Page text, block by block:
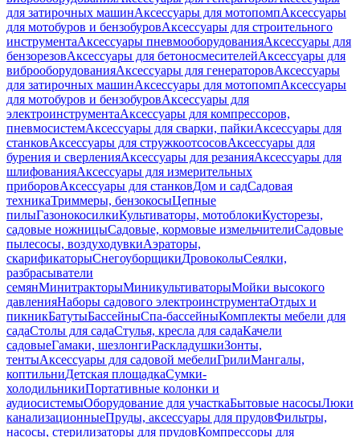
для затирочных машинАксессуары для мотопомпАксессуары
для мотобуров и бензобуровАксессуары для строительного
инструментаАксессуары пневмооборудованияАксессуары для
бензорезовАксессуары для бетоносмесителейАксессуары для
виброоборудованияАксессуары для генераторовАксессуары
для затирочных машинАксессуары для мотопомпАксессуары
для мотобуров и бензобуровАксессуары для
электроинструментаАксессуары для компрессоров,
пневмосистемАксессуары для сварки, пайкиАксессуары для
станковАксессуары для стружкоотсосовАксессуары для
бурения и сверленияАксессуары для резанияАксессуары для
шлифованияАксессуары для измерительных
приборовАксессуары для станковДом и садСадовая
техникаТриммеры, бензокосыЦепные
пилыГазонокосилкиКультиваторы, мотоблокиКусторезы,
садовые ножницыСадовые, кормовые измельчителиСадовые
пылесосы, воздуходувкиАэраторы,
скарификаторыСнегоуборщикиДровоколыСеялки,
разбрасыватели
семянМинитракторыМиникультиваторыМойки высокого
давленияНаборы садового электроинструментаОтдых и
пикникБатутыБассейныСпа-бассейныКомплекты мебели для
садаСтолы для садаСтулья, кресла для садаКачели
садовыеГамаки, шезлонгиРаскладушкиЗонты,
тентыАксессуары для садовой мебелиГрилиМангалы,
коптильниДетская площадкаСумки-
холодильникиПортативные колонки и
аудиосистемыОборудование для участкаБытовые насосыЛюки
канализационныеПруды, аксессуары для прудовФильтры,
насосы, стерилизаторы для прудовКомпрессоры для